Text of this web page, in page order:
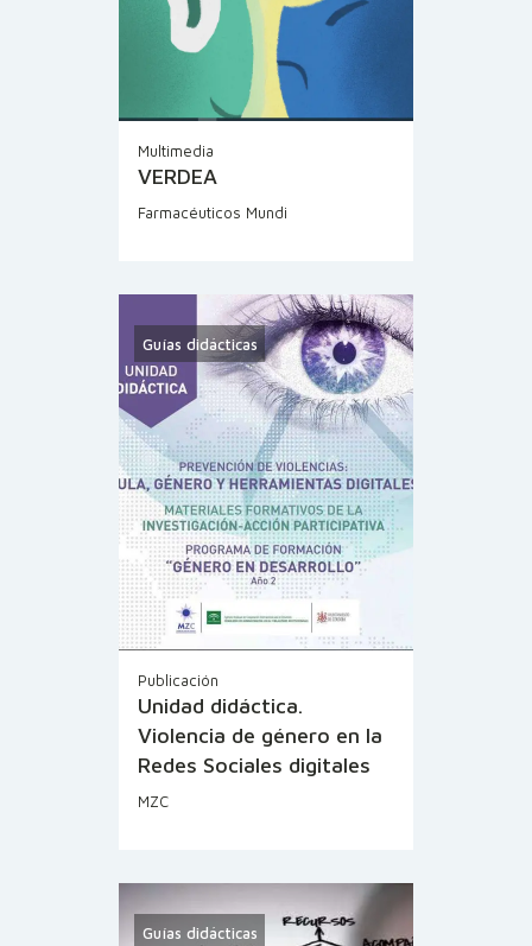
Multimedia
VERDEA
Farmacéuticos Mundi
Guías didácticas
Publicación
Unidad didáctica.
Violencia de género en la
Redes Sociales digitales
MZC
Guías didácticas